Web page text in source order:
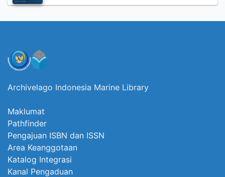
Archivelago Indonesia Marine Library
Maklumat
Pathfinder
Pengajuan ISBN dan ISSN
Area Keanggotaan
Katalog Integrasi
Kanal Pengaduan